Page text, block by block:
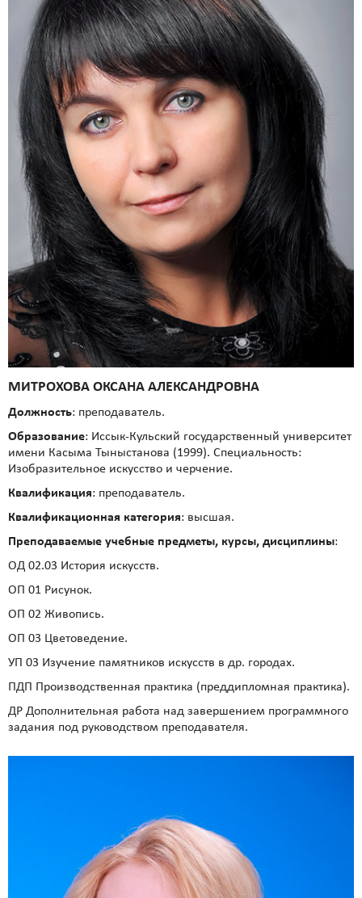
МИТРОХОВА ОКСАНА АЛЕКСАНДРОВНА
Должность: преподаватель.
Образование: Иссык-Кульский государственный университет
имени Касыма Тыныстанова (1999). Специальность:
Изобразительное искусство и черчение.
Квалификация: преподаватель.
Квалификационная категория: высшая.
Преподаваемые учебные предметы, курсы, дисциплины:
ОД 02.03 История искусств.
ОП 01 Рисунок.
ОП 02 Живопись.
ОП 03 Цветоведение.
УП 03 Изучение памятников искусств в др. городах.
ПДП Производственная практика (преддипломная практика).
ДР Дополнительная работа над завершением программного
задания под руководством преподавателя.